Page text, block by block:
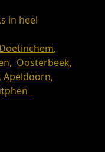
in heel
Doetinchem,
, Oosterbeek,
Apeldoorn,